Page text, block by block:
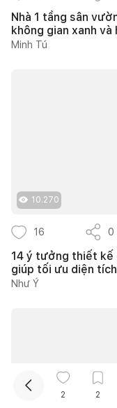
Nhà 1 tầng sân
không gian xanh
Minh Tú
10.270
16 0
14 ý tưởng thiết kế
giúp tối ưu diện
Như Ý
2 2